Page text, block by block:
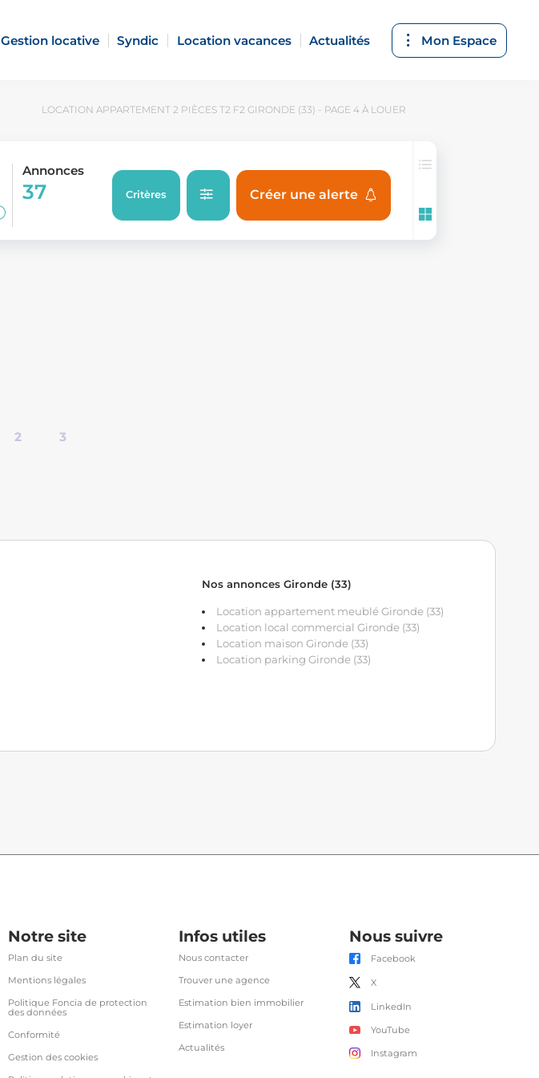
Gestion locative Syndic Location vacances Actualités Mon Espace
LOCATION APPARTEMENT 2 PIÈCES T2 F2 GIRONDE (33) - PAGE 4 À LOUER
Annonces
37 Critères Créer une alerte
2 3
Nos annonces Gironde (33)
Location appartement meublé Gironde (33)
Location local commercial Gironde (33)
Location maison Gironde (33)
Location parking Gironde (33)
Notre site
Plan du site
Mentions légales
Politique Foncia de protection
des données
Conformité
Gestion des cookies
Infos utiles
Nous contacter
Trouver une agence
Estimation bien immobilier
Estimation loyer
Actualités
Nous suivre
Facebook
X
LinkedIn
YouTube
Instagram